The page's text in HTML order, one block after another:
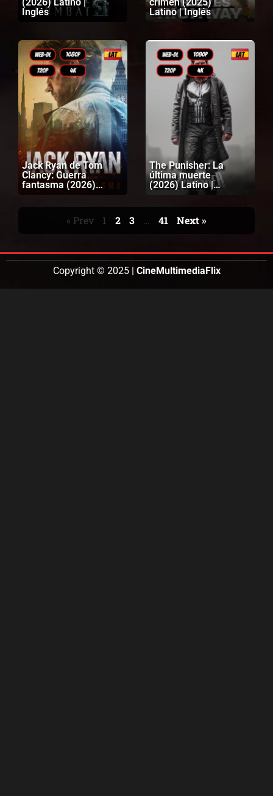
(2026) Latino |
Inglés
crimen (2025)
Latino | Inglés
Jack Ryan de Tom
Clancy: Guerra
fantasma (2026)
The Punisher: La
última muerte
(2026) Latino |
« Prev 1 2 3 … 41 Next »
Copyright © 2025 | CineMultimediaFlix